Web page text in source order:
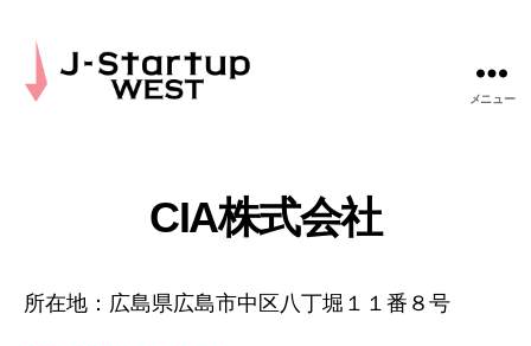
メニュー
CIA株式会社
所在地：広島県広島市中区八丁堀１１番８号